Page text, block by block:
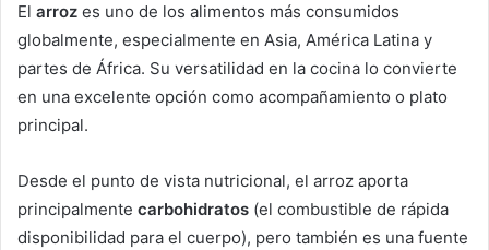
El arroz es uno de los alimentos más consumidos
globalmente, especialmente en Asia, América Latina y
partes de África. Su versatilidad en la cocina lo convierte
en una excelente opción como acompañamiento o plato
principal.
Desde el punto de vista nutricional, el arroz aporta
principalmente carbohidratos (el combustible de rápida
disponibilidad para el cuerpo), pero también es una fuente